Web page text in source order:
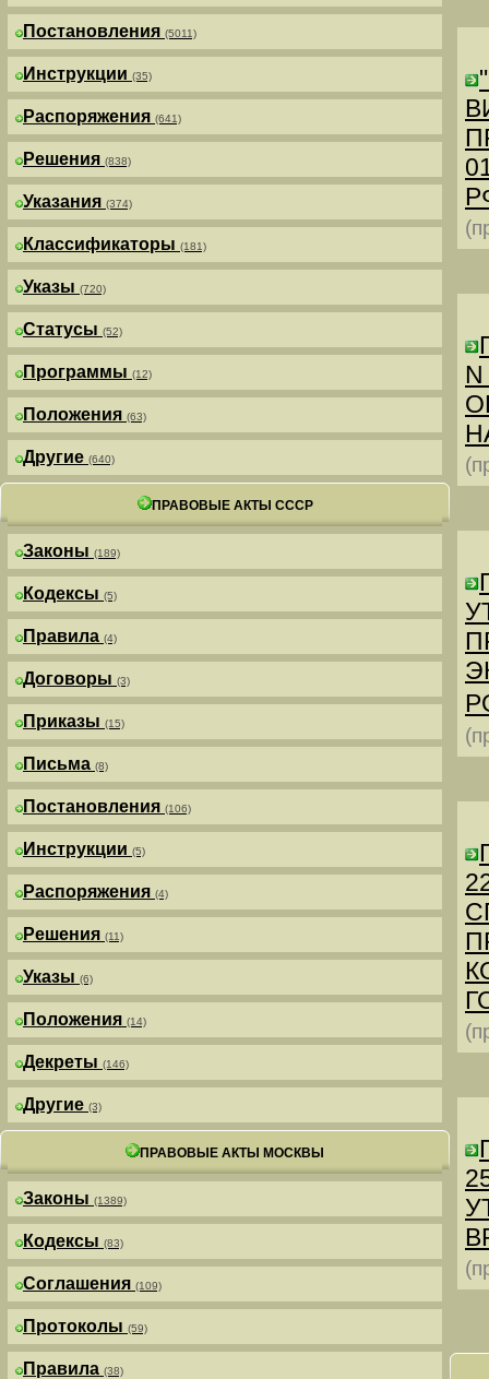
Постановления (5011)
Инструкции (35)
Распоряжения (641)
Решения (838)
Указания (374)
Классификаторы (181)
Указы (720)
Статусы (52)
Программы (12)
Положения (63)
Другие (640)
ПРАВОВЫЕ АКТЫ СССР
Законы (189)
Кодексы (5)
Правила (4)
Договоры (3)
Приказы (15)
Письма (8)
Постановления (106)
Инструкции (5)
Распоряжения (4)
Решения (11)
Указы (6)
Положения (14)
Декреты (146)
Другие (3)
ПРАВОВЫЕ АКТЫ МОСКВЫ
Законы (1389)
Кодексы (83)
Соглашения (109)
Протоколы (59)
Правила (38)